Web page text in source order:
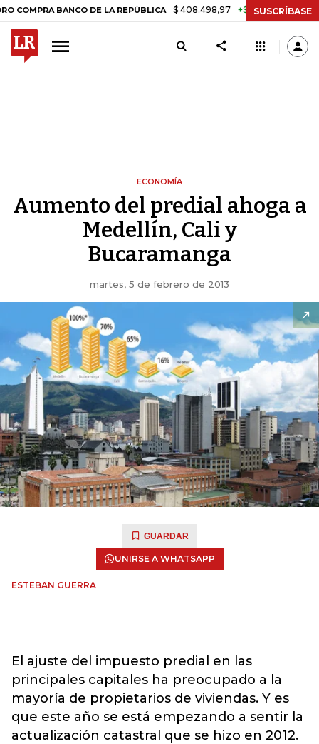
BANCO DE LA REPÚBLICA $ 408.498,97 +$ 8.753,81 +2,19%
SUSCRÍBASE
ECONOMÍA
Aumento del predial ahoga a
Medellín, Cali y
Bucaramanga
martes, 5 de febrero de 2013
GUARDAR
UNIRSE A WHATSAPP
ESTEBAN GUERRA
El ajuste del impuesto predial en las
principales capitales ha preocupado a la
mayoría de propietarios de viviendas. Y es
que este año se está empezando a sentir la
actualización catastral que se hizo en 2012.